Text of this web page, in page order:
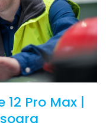
Pro Max |